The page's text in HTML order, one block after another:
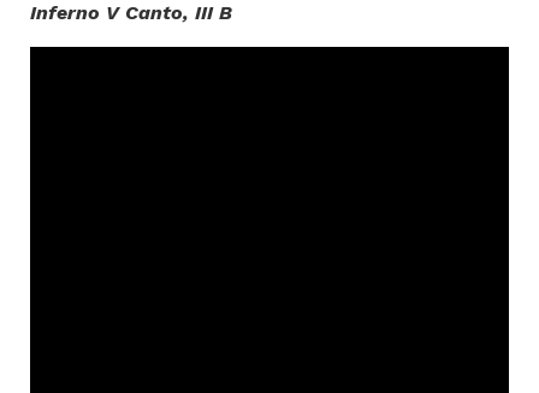
Inferno V Canto, III B